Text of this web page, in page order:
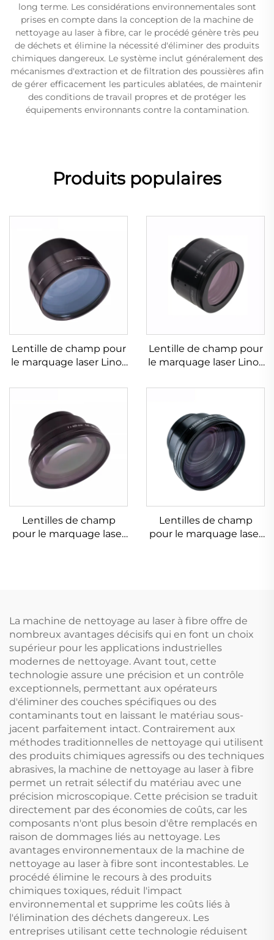
long terme. Les considérations environnementales sont
prises en compte dans la conception de la machine de
nettoyage au laser à fibre, car le procédé génère très peu
de déchets et élimine la nécessité d'éliminer des produits
chimiques dangereux. Le système inclut généralement des
mécanismes d'extraction et de filtration des poussières afin
de gérer efficacement les particules ablatées, de maintenir
des conditions de travail propres et de protéger les
équipements environnants contre la contamination.
Produits populaires
Lentille de champ pour
le marquage laser Linos
Lentille de champ pour
le marquage laser Linos
Lentilles de champ
pour le marquage laser
Lentilles de champ
pour le marquage laser
La machine de nettoyage au laser à fibre offre de
nombreux avantages décisifs qui en font un choix
supérieur pour les applications industrielles
modernes de nettoyage. Avant tout, cette
technologie assure une précision et un contrôle
exceptionnels, permettant aux opérateurs
d'éliminer des couches spécifiques ou des
contaminants tout en laissant le matériau sous-
jacent parfaitement intact. Contrairement aux
méthodes traditionnelles de nettoyage qui utilisent
des produits chimiques agressifs ou des techniques
abrasives, la machine de nettoyage au laser à fibre
permet un retrait sélectif du matériau avec une
précision microscopique. Cette précision se traduit
directement par des économies de coûts, car les
composants n'ont plus besoin d'être remplacés en
raison de dommages liés au nettoyage. Les
avantages environnementaux de la machine de
nettoyage au laser à fibre sont incontestables. Le
procédé élimine le recours à des produits
chimiques toxiques, réduit l'impact
environnemental et supprime les coûts liés à
l'élimination des déchets dangereux. Les
entreprises utilisant cette technologie réduisent